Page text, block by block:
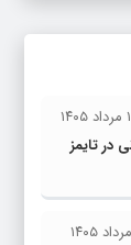
در تایمز